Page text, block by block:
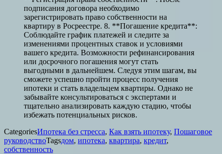
подписания договора необходимо
зарегистрировать право собственности на
квартиру в Росреестре. 8. **Погашение кредита**:
Соблюдайте график платежей и следите за
изменениями процентных ставок и условиями
вашего кредита. Возможности рефинансирования
или досрочного погашения могут стать
выгодными в дальнейшем. Следуя этим шагам, вы
сможете успешно пройти процесс получения
ипотеки и стать владельцем квартиры. Однако не
забывайте консультироваться с экспертами и
тщательно анализировать каждую стадию, чтобы
избежать потенциальных рисков.
CategoriesИпотека без стресса, Как взять ипотеку, Пошаговое
руководствоTagsдом, ипотека, квартира, кредит,
собственность